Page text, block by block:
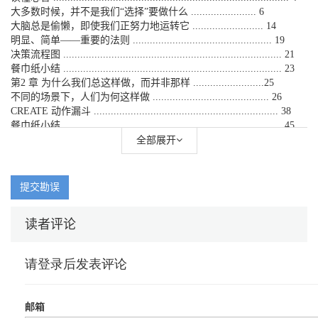
大多数时候，并不是我们“选择”要做什么 ....................... 6
大脑总是偷懒，即使我们正努力地运转它 ......................... 14
明显、简单——重要的法则 ................................................. 19
决策流程图 ............................................................................. 21
餐巾纸小结 ............................................................................. 23
第2 章 为什么我们总这样做，而并非那样 .........................25
不同的场景下，人们为何这样做 ......................................... 26
CREATE 动作漏斗 ................................................................. 38
餐巾纸小结 ............................................................................. 45
第3 章 改变行为的策略 .....................................................47
做决定或做反应：关于改变行为的3 种策略 ..................... 47
策略2 ：习惯形成与转变 ...................................................... 57
餐巾纸小结 ............................................................................. 67
从产品愿景开始说起 ............................................................. 73
用户可能发生的目标行为清单 ............................................. 84
全部展开
提交勘误
读者评论